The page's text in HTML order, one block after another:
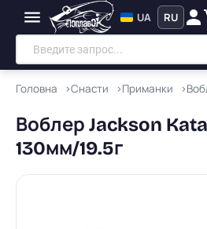
UA RU
Головна Снасти Приманки
Воблер Jackson
130мм/19.5г